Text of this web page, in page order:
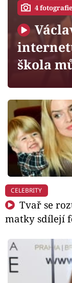
Sledujte
Filmový
Mámy sobě
Sledujte nás
4 fotografie
škola
CELEBRITY
Tvař se
matky sdílejí